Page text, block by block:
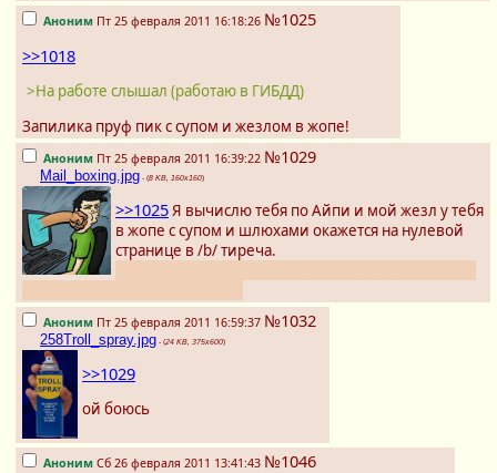
Аноним Пт 25 февраля 2011 16:18:26 №1025
>>1018
>На работе слышал (работаю в ГИБДД)
Запилика пруф пик с супом и жезлом в жопе!
Аноним Пт 25 февраля 2011 16:39:22 №1029
Mail_boxing.jpg - (8 KB, 160x160)
>>1025Я вычислю тебя по Айпи и мой жезл у тебя
в жопе с супом и шлюхами окажется на нулевой
странице в /b/ тиреча.
Аноним Пт 25 февраля 2011 16:59:37 №1032
258Troll_spray.jpg - (24 KB, 375x600)
>>1029
ой боюсь
Аноним Сб 26 февраля 2011 13:41:43 №1046